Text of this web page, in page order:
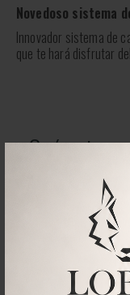
Novedoso sistema
Innovador sistema de
que te hará disfrutar
Qué
No se han